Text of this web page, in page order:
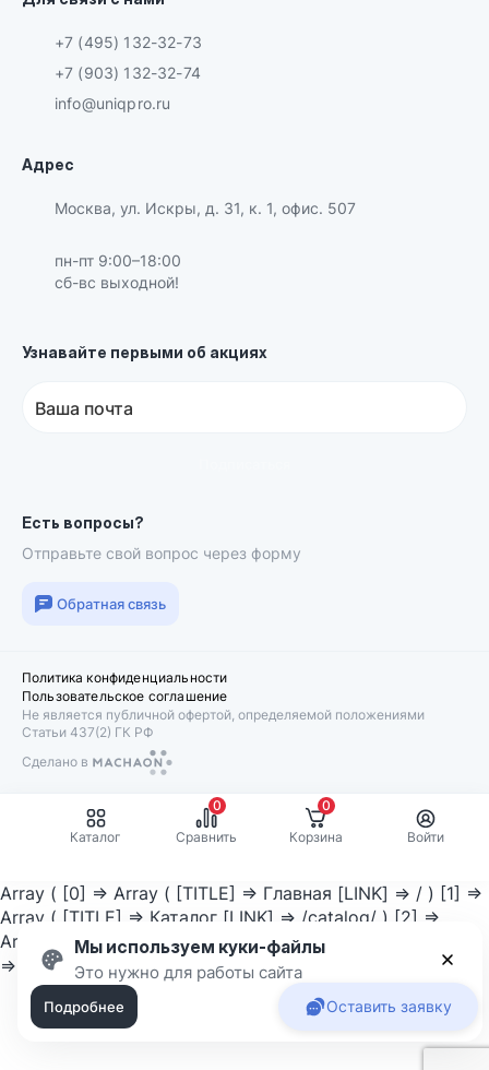
Оставить заявку
+7 (495) 132-32-73
+7 (903) 132-32-74
info@uniqpro.ru
Адрес
Москва, ул. Искры, д. 31, к. 1, офис. 507
пн-пт 9:00–18:00
сб-вс выходной!
Узнавайте первыми об акциях
Ваша почта
Есть вопросы?
Отправьте свой вопрос через форму
Обратная связь
Политика конфиденциальности
Пользовательское соглашение
Не является публичной офертой, определяемой положениями
Статьи 437(2) ГК РФ
Сделано в
Machaon
Каталог
0
Сравнить
0
Корзина
Войти
Мы используем куки-файлы
Это нужно для работы сайта
Подробнее
Array ( [0] => Array ( [TITLE] => Главная [LINK] => / ) [1] =>
Array ( [TITLE] => Каталог [LINK] => /catalog/ ) [2] =>
Array ( [TITLE] => Бренды [LINK] => /catalog/brands/ ) [3]
=> Array ( [TITLE] => Cablexpert [LINK] => ) )